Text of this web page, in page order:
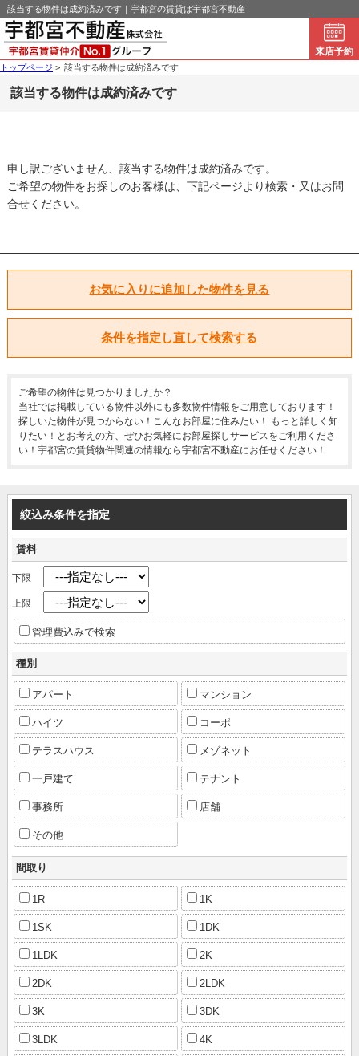
該当する物件は成約済みです｜宇都宮の賃貸は宇都宮不動産
来店予約
トップページ > 該当する物件は成約済みです
該当する物件は成約済みです
申し訳ございません、該当する物件は成約済みです。
ご希望の物件をお探しのお客様は、下記ページより検索・又はお問
合せください。
お気に入りに追加した物件を見る
条件を指定し直して検索する
ご希望の物件は見つかりましたか？
当社では掲載している物件以外にも多数物件情報をご用意しております！
探しいた物件が見つからない！こんなお部屋に住みたい！ もっと詳しく知
りたい！とお考えの方、ぜひお気軽にお部屋探しサービスをご利用くださ
い！宇都宮の賃貸物件関連の情報なら宇都宮不動産にお任せください！
絞込み条件を指定
賃料
下限
上限
管理費込みで検索
種別
アパート マンション
ハイツ コーポ
テラスハウス メゾネット
一戸建て テナント
事務所 店舗
その他
間取り
1R 1K
1SK 1DK
1LDK 2K
2DK 2LDK
3K 3DK
3LDK 4K